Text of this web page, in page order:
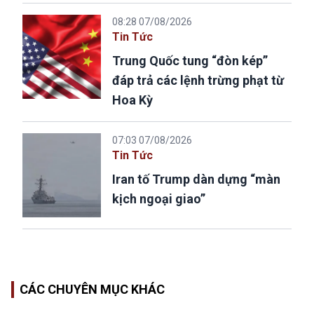
08:28 07/08/2026
Tin Tức
Trung Quốc tung “đòn kép”
đáp trả các lệnh trừng phạt từ
Hoa Kỳ
07:03 07/08/2026
Tin Tức
Iran tố Trump dàn dựng “màn
kịch ngoại giao”
CÁC CHUYÊN MỤC KHÁC